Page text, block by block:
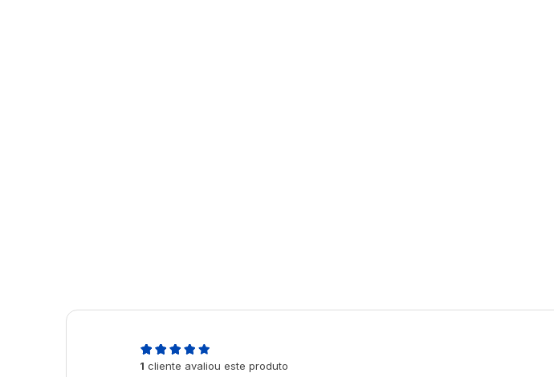
1 cliente avaliou este produto